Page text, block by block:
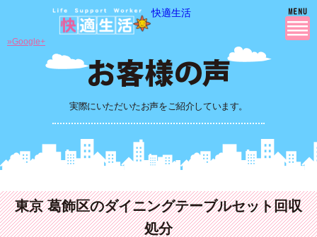
快適生活
実際にいただいたお声をご紹介しています。
»Google+
東京 葛飾区のダイニングテーブルセット回収
処分